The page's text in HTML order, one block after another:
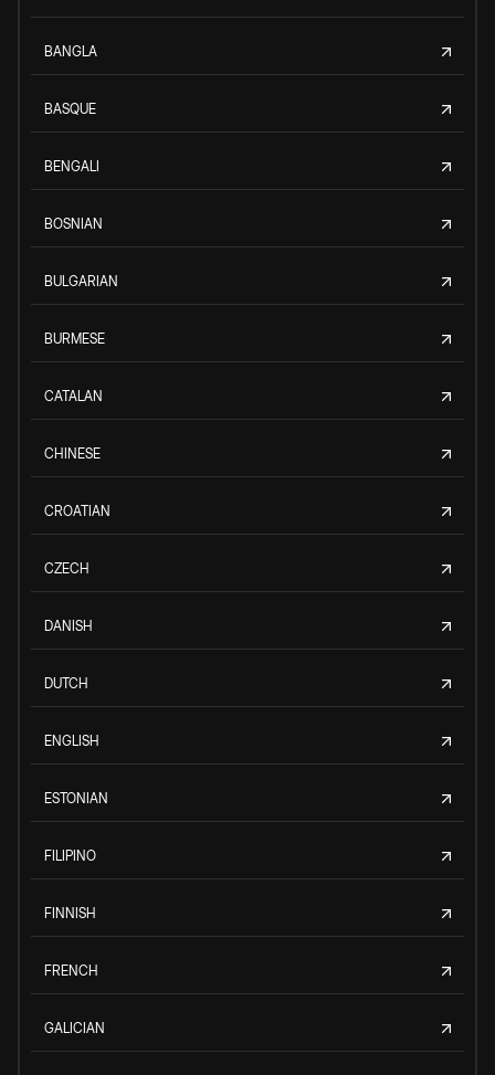
BANGLA
BASQUE
BENGALI
BOSNIAN
BULGARIAN
BURMESE
CATALAN
CHINESE
CROATIAN
CZECH
DANISH
DUTCH
ENGLISH
ESTONIAN
FILIPINO
FINNISH
FRENCH
GALICIAN